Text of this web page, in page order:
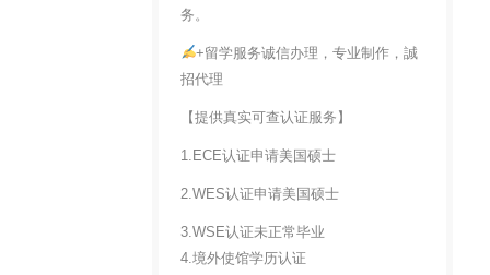
务。
+留学服务诚信办理，专业制作，誠
招代理
【提供真实可查认证服务】
1.ECE认证申请美国硕士
2.WES认证申请美国硕士
3.WSE认证未正常毕业
4.境外使馆学历认证